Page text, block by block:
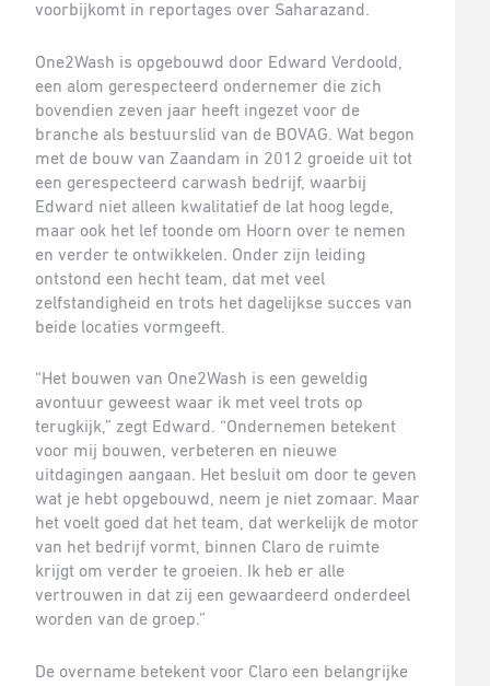
voorbijkomt in reportages over Saharazand.
One2Wash is opgebouwd door Edward Verdoold,
een alom gerespecteerd ondernemer die zich
bovendien zeven jaar heeft ingezet voor de
branche als bestuurslid van de BOVAG. Wat begon
met de bouw van Zaandam in 2012 groeide uit tot
een gerespecteerd carwash bedrijf, waarbij
Edward niet alleen kwalitatief de lat hoog legde,
maar ook het lef toonde om Hoorn over te nemen
en verder te ontwikkelen. Onder zijn leiding
ontstond een hecht team, dat met veel
zelfstandigheid en trots het dagelijkse succes van
beide locaties vormgeeft.
“Het bouwen van One2Wash is een geweldig
avontuur geweest waar ik met veel trots op
terugkijk,” zegt Edward. “Ondernemen betekent
voor mij bouwen, verbeteren en nieuwe
uitdagingen aangaan. Het besluit om door te geven
wat je hebt opgebouwd, neem je niet zomaar. Maar
het voelt goed dat het team, dat werkelijk de motor
van het bedrijf vormt, binnen Claro de ruimte
krijgt om verder te groeien. Ik heb er alle
vertrouwen in dat zij een gewaardeerd onderdeel
worden van de groep.”
De overname betekent voor Claro een belangrijke